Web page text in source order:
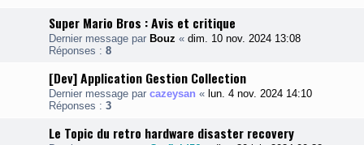
Super Mario Bros : Avis et critique
Dernier message par Bouz « dim. 10 nov. 2024 13:08
Réponses : 8
[Dev] Application Gestion Collection
Dernier message par cazeysan « lun. 4 nov. 2024 14:10
Réponses : 3
Le Topic du retro hardware disaster recovery